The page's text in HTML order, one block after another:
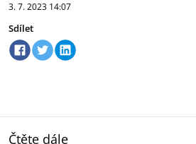
3. 7. 2023 14:07
Sdílet
Čtěte dále